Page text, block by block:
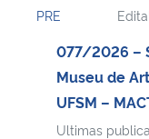
Ministério da Cidadania
Ministério de Minas e
PRE Edital
077/2026 –
Museu de
UFSM –
Ultimas